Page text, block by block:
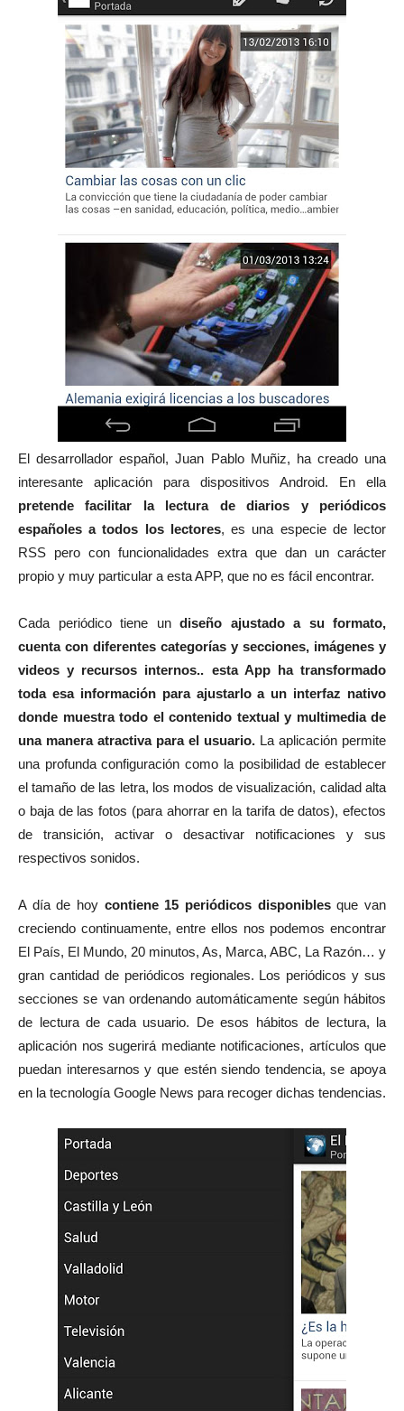
El desarrollador español, Juan Pablo Muñiz, ha creado una
interesante aplicación para dispositivos Android. En ella
pretende facilitar la lectura de diarios y periódicos
españoles a todos los lectores, es una especie de lector
RSS pero con funcionalidades extra que dan un carácter
propio y muy particular a esta APP, que no es fácil encontrar.
Cada periódico tiene un diseño ajustado a su formato,
cuenta con diferentes categorías y secciones, imágenes y
videos y recursos internos.. esta App ha transformado
toda esa información para ajustarlo a un interfaz nativo
donde muestra todo el contenido textual y multimedia de
una manera atractiva para el usuario. La aplicación permite
una profunda configuración como la posibilidad de establecer
el tamaño de las letra, los modos de visualización, calidad alta
o baja de las fotos (para ahorrar en la tarifa de datos), efectos
de transición, activar o desactivar notificaciones y sus
respectivos sonidos.
A día de hoy contiene 15 periódicos disponiblesque van
creciendo continuamente, entre ellos nos podemos encontrar
El País, El Mundo, 20 minutos, As, Marca, ABC, La Razón… y
gran cantidad de periódicos regionales. Los periódicos y sus
secciones se van ordenando automáticamente según hábitos
de lectura de cada usuario. De esos hábitos de lectura, la
aplicación nos sugerirá mediante notificaciones, artículos que
puedan interesarnos y que estén siendo tendencia, se apoya
en la tecnología Google News para recoger dichas tendencias.